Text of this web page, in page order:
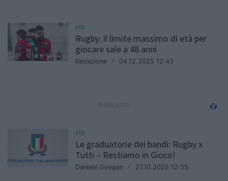
FIR
Rugby: il limite massimo di età per
giocare sale a 48 anni
Redazione / 04.12.2025 12:43
FIR
Le graduatorie dei bandi: Rugby x
Tutti – Restiamo in Gioco!
Daniele Goegan / 27.10.2025 12:55